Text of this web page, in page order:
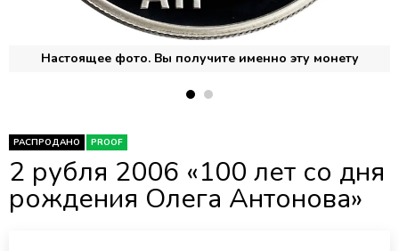
Настоящее фото. Вы получите именно эту монету
РАСПРОДАНО PROOF
2 рубля 2006 «100 лет со дня
рождения Олега Антонова»